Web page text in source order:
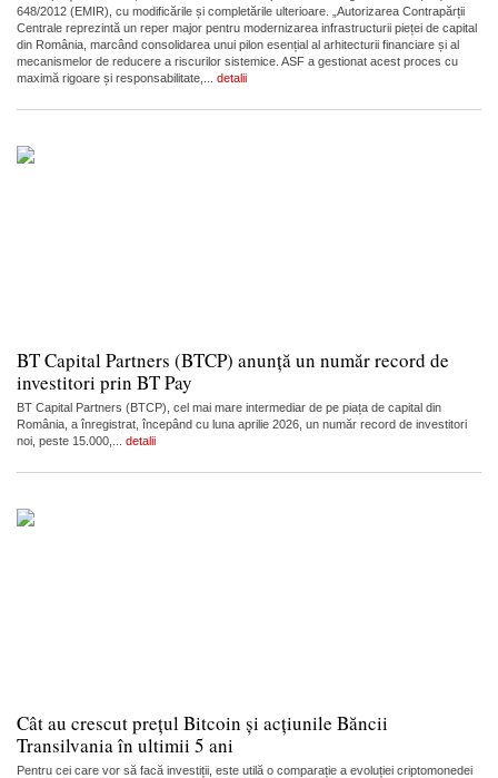
648/2012 (EMIR), cu modificările și completările ulterioare. „Autorizarea Contrapărții
Centrale reprezintă un reper major pentru modernizarea infrastructurii pieței de capital
din România, marcând consolidarea unui pilon esențial al arhitecturii financiare și al
mecanismelor de reducere a riscurilor sistemice. ASF a gestionat acest proces cu
maximă rigoare și responsabilitate,... detalii
BT Capital Partners (BTCP) anunță un număr record de
investitori prin BT Pay
BT Capital Partners (BTCP), cel mai mare intermediar de pe piața de capital din
România, a înregistrat, începând cu luna aprilie 2026, un număr record de investitori
noi, peste 15.000,... detalii
Cât au crescut prețul Bitcoin și acțiunile Băncii
Transilvania în ultimii 5 ani
Pentru cei care vor să facă investiții, este utilă o comparație a evoluției criptomonedei